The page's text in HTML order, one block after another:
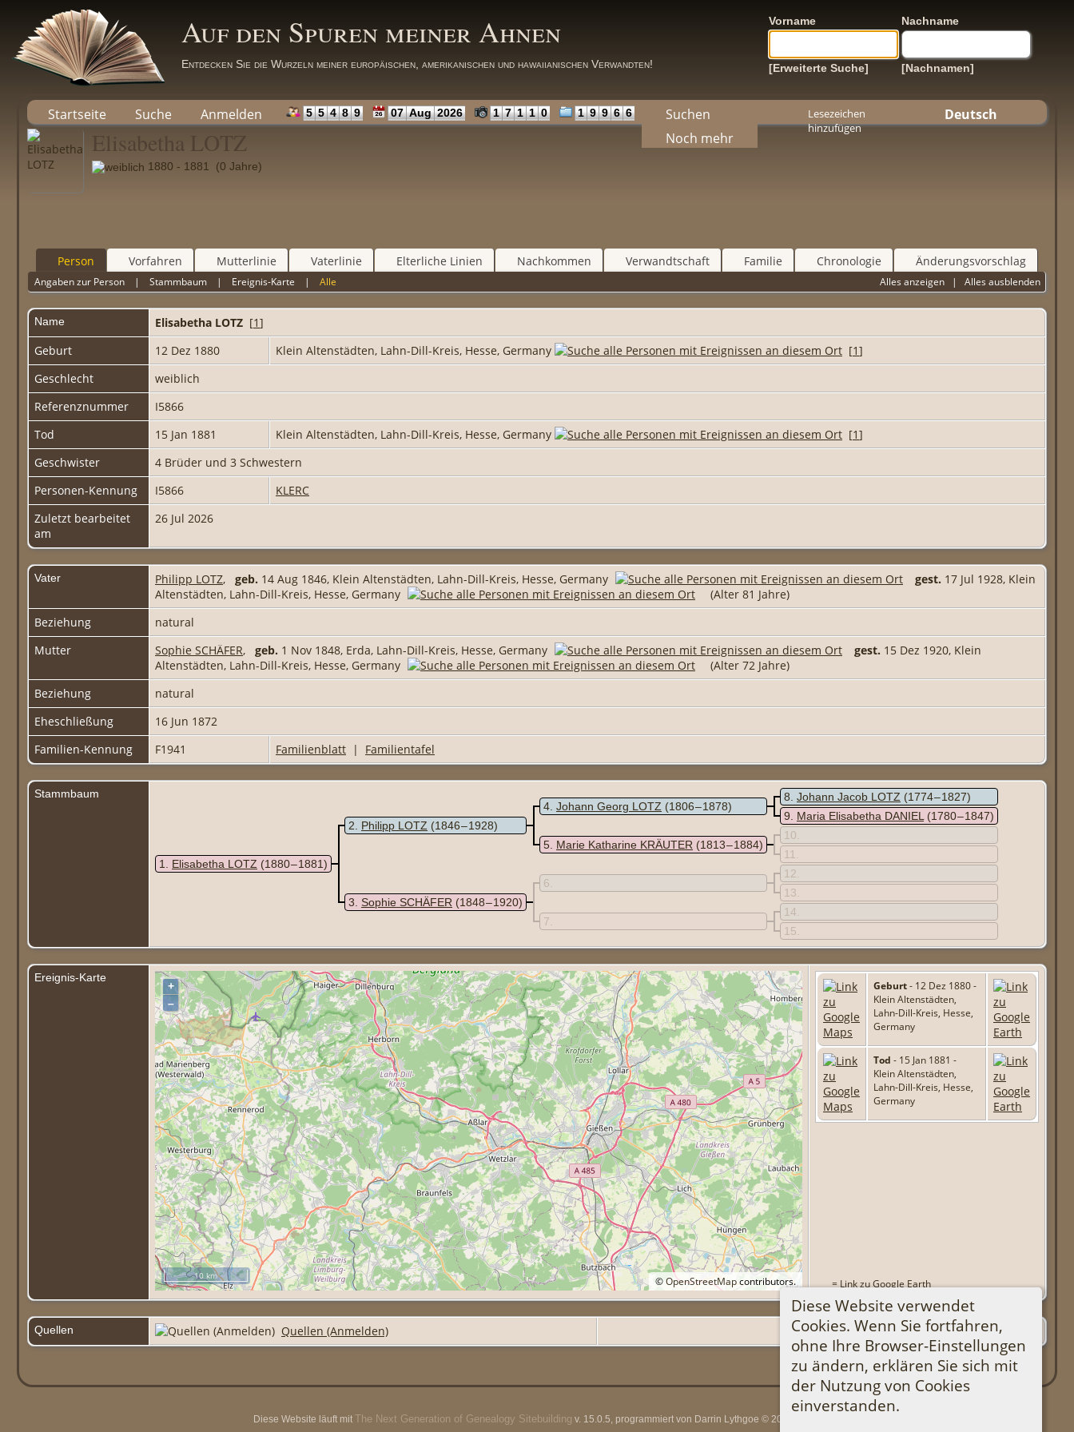
Auf den Spuren meiner Ahnen
Entdecken Sie die Wurzeln meiner europäischen, amerikanischen und hawaiianischen Verwandten!
Vorname Nachname
[Erweiterte Suche] [Nachnamen]
Startseite Suche Anmelden 5 5 4 8 9 07 Aug 2026 1 7 1 1 0 1 9 9 6 6
Suchen
Noch mehr
Lesezeichen
hinzufügen
Deutsch
Diese Website verwendet
Cookies. Wenn Sie fortfahren,
ohne Ihre Browser-Einstellungen
zu ändern, erklären Sie sich mit
der Nutzung von Cookies
einverstanden.
Elisabetha LOTZ
1880 - 1881 (0 Jahre)
Person Vorfahren Mutterlinie Vaterlinie Elterliche Linien Nachkommen Verwandtschaft Familie Chronologie Änderungsvorschlag
Alles anzeigen | Alles ausblenden
Angaben zur Person |Stammbaum | Ereignis-Karte |Alle
Name Elisabetha LOTZ [1]
Geburt
12 Dez 1880 Klein Altenstädten, Lahn-Dill-Kreis, Hesse, Germany [1]
Geschlecht
weiblich
Referenznummer
I5866
Tod
15 Jan 1881 Klein Altenstädten, Lahn-Dill-Kreis, Hesse, Germany [1]
Geschwister
4 Brüder und 3 Schwestern
Personen-Kennung
I5866
KLERC
Zuletzt bearbeitet
am
26 Jul 2026
Vater Philipp LOTZ, geb. 14 Aug 1846, Klein Altenstädten, Lahn-Dill-Kreis, Hesse, Germany gest. 17 Jul 1928, Klein
Altenstädten, Lahn-Dill-Kreis, Hesse, Germany
(Alter 81 Jahre)
Beziehung
natural
Mutter
Sophie SCHÄFER, geb. 1 Nov 1848, Erda, Lahn-Dill-Kreis, Hesse, Germany gest. 15 Dez 1920, Klein
Altenstädten, Lahn-Dill-Kreis, Hesse, Germany
(Alter 72 Jahre)
Beziehung
natural
Eheschließung
16 Jun 1872
Familien-Kennung
F1941 Familienblatt | Familientafel
Stammbaum
1 Elisabetha LOTZ (1880 – 1881)
2 Philipp LOTZ (1846 – 1928)
4 Johann Georg LOTZ (1806 – 1878)
8 Johann Jacob LOTZ (1774 – 1827)
9
Maria Elisabetha DANIEL (1780 – 1847)
5 Marie Katharine KRÄUTER (1813 – 1884)
10
11
3 Sophie SCHÄFER (1848 – 1920)
6
12
13
7
14
15
Ereignis-Karte
+
–
©OpenStreetMapcontributors.
10 km
Geburt- 12 Dez 1880 -
Klein Altenstädten,
Lahn-Dill-Kreis, Hesse,
Germany
Tod - 15 Jan 1881 -
Klein Altenstädten,
Lahn-Dill-Kreis, Hesse,
Germany
=Link zu Google Earth
Quellen Quellen (Anmelden)
Diese Website läuft mit The Next Generation of Genealogy Sitebuilding v. 15.0.5, programmiert von Darrin Lythgoe © 2001-2026.